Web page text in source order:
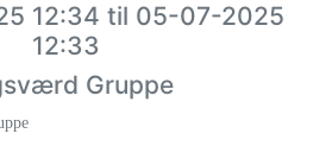
12:34 til 05-07-2025
12:33
Gruppe